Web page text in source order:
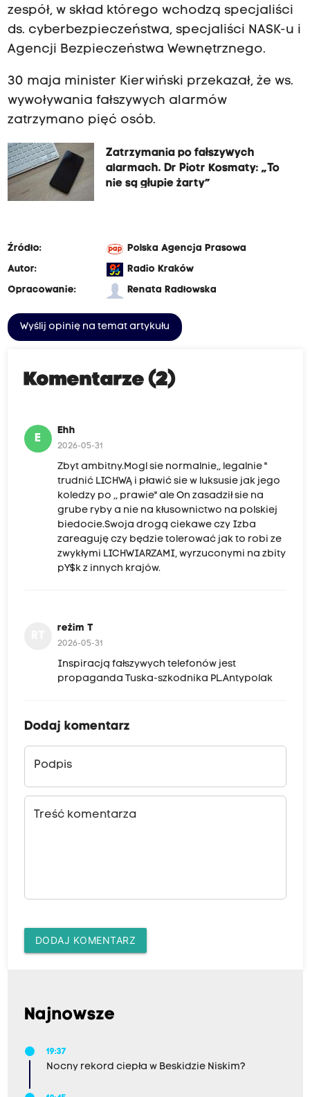
zespół, w skład którego wchodzą specjaliści
ds. cyberbezpieczeństwa, specjaliści NASK-u i
Agencji Bezpieczeństwa Wewnętrznego.
30 maja minister Kierwiński przekazał, że ws.
wywoływania fałszywych alarmów
zatrzymano pięć osób.
Zatrzymania po fałszywych
alarmach. Dr Piotr Kosmaty: „To
nie są głupie żarty”
Źródło:
Polska Agencja Prasowa
Autor:
Radio Kraków
Opracowanie:
Renata Radłowska
Wyślij opinię na temat artykułu
Komentarze (2)
E
Ehh
2026-05-31
Zbyt ambitny.Mogl sie normalnie,, legalnie "
trudnić LICHWĄ i pławić sie w luksusie jak jego
koledzy po ,, prawie" ale On zasadził sie na
grube ryby a nie na kłusownictwo na polskiej
biedocie.Swoja drogą ciekawe czy Izba
zareaguję czy będzie tolerować jak to robi ze
zwykłymi LICHWIARZAMI, wyrzuconymi na zbity
pY$k z innych krajów.
reżim T
2026-05-31
Inspiracją fałszywych telefonów jest
propaganda Tuska-szkodnika PL.Antypolak
Dodaj komentarz
Podpis
Treść komentarza
DODAJ KOMENTARZ
Najnowsze
19:37
Nocny rekord ciepła w Beskidzie Niskim?